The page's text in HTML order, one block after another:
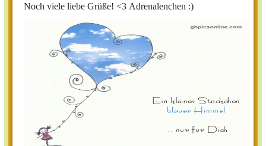
Noch viele liebe Grüße! <3 Adrenalenchen :)